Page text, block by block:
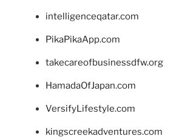
intelligenceqatar.com
PikaPikaApp.com
takecareofbusinessdfw.org
HamadaOfJapan.com
VersifyLifestyle.com
kingscreekadventures.com